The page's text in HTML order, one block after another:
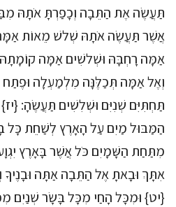
תַּעֲשֶׂה אֶת הַתֵּבָה וְכָפַרְתָּ אֹתָהּ
אֲשֶׁר תַּעֲשֶׂה אֹתָהּ שְׁלשׁ מֵאוֹת
אַמָּה רָחְבָּהּ וּשְׁלשִׁים אַמָּה
וְאֶל אַמָּה תְּכַלֶּנָּה מִלְמַעְלָה
תַּחְתִּיִּם שְׁנִיִּם וּשְׁלִשִׁים תַּעֲשֶׂהָ: {יז}
הַמַּבּוּל מַיִם עַל הָאָרֶץ לְשַׁחֵת כָּל
מִתַּחַת הַשָּׁמָיִם כֹּל אֲשֶׁר בָּאָרֶץ
אִתָּךְ וּבָאתָ אֶל הַתֵּבָה אַתָּה וּבָנֶיךָ
{יט} וּמִכָּל הָחַי מִכָּל בָּשָׂר שְׁנַיִם